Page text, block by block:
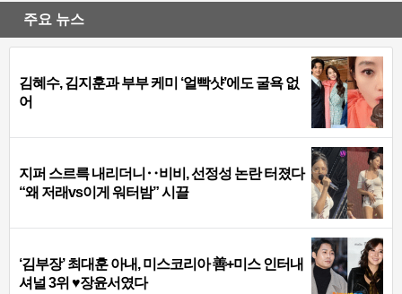
주요 뉴스
김혜수, 김지훈과 부부 케미 ‘얼빡샷’에도 굴욕 없
어
지퍼 스르륵 내리더니‥비비, 선정성 논란 터졌다
“왜 저래vs이게 워터밤” 시끌
‘김부장’ 최대훈 아내, 미스코리아 善+미스 인터내
셔널 3위 ♥장윤서였다